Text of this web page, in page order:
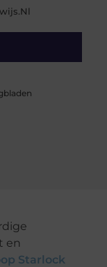
en
Starlock